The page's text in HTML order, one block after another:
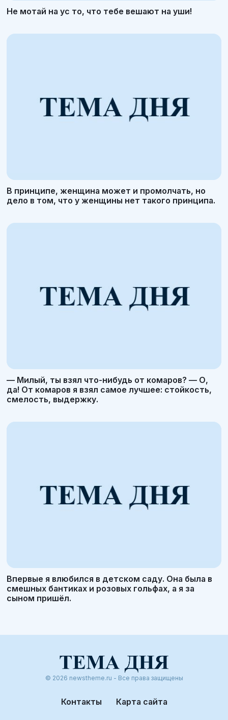
Не мотай на ус то, что тебе вешают на уши!
В принципе, женщина может и промолчать, но
дело в том, что у женщины нет такого принципа.
— Милый, ты взял что-нибудь от комаров? — О,
да! От комаров я взял самое лучшее: стойкость,
смелость, выдержку.
Впервые я влюбился в детском саду. Она была в
смешных бантиках и розовых гольфах, а я за
сыном пришёл.
© 2026 newstheme.ru - Все права защищены
Контакты Карта сайта